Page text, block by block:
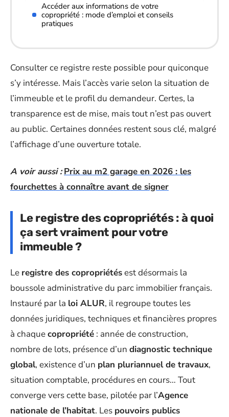
Accéder aux informations de votre
copropriété : mode d’emploi et conseils
pratiques
Consulter ce registre reste possible pour quiconque
s’y intéresse. Mais l’accès varie selon la situation de
l’immeuble et le profil du demandeur. Certes, la
transparence est de mise, mais tout n’est pas ouvert
au public. Certaines données restent sous clé, malgré
l’affichage d’une ouverture totale.
A voir aussi : Prix au m2 garage en 2026 : les
fourchettes à connaître avant de signer
Le registre des copropriétés : à quoi
ça sert vraiment pour votre
immeuble ?
Le registre des copropriétésest désormais la
boussole administrative du parc immobilier français.
Instauré par la loi ALUR, il regroupe toutes les
données juridiques, techniques et financières propres
à chaquecopropriété : année de construction,
nombre de lots, présence d’un diagnostic technique
global, existence d’un plan pluriannuel de travaux,
situation comptable, procédures en cours… Tout
converge vers cette base, pilotée par l’Agence
nationale de l’habitat. Les pouvoirs publics